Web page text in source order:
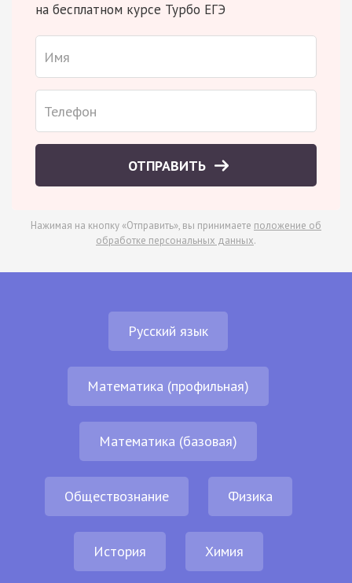
на бесплатном курсе Турбо ЕГЭ
ОТПРАВИТЬ
Нажимая на кнопку «Отправить», вы принимаете положение об
обработке персональных данных.
Русский язык
Математика (профильная)
Математика (базовая)
Обществознание Физика
История Химия